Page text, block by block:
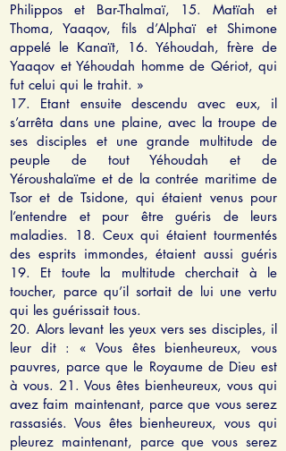
Philippos et Bar-Thalmaï, 15. Matïah et
Thoma, Yaaqov, fils d’Alphaï et Shimone
appelé le Kanaït, 16. Yéhoudah, frère de
Yaaqov et Yéhoudah homme de Qériot, qui
fut celui qui le trahit. »
17. Etant ensuite descendu avec eux, il
s’arrêta dans une plaine, avec la troupe de
ses disciples et une grande multitude de
peuple de tout Yéhoudah et de
Yéroushalaïme et de la contrée maritime de
Tsor et de Tsidone, qui étaient venus pour
l’entendre et pour être guéris de leurs
maladies. 18. Ceux qui étaient tourmentés
des esprits immondes, étaient aussi guéris
19. Et toute la multitude cherchait à le
toucher, parce qu’il sortait de lui une vertu
qui les guérissait tous.
20. Alors levant les yeux vers ses disciples, il
leur dit : « Vous êtes bienheureux, vous
pauvres, parce que le Royaume de Dieu est
à vous. 21. Vous êtes bienheureux, vous qui
avez faim maintenant, parce que vous serez
rassasiés. Vous êtes bienheureux, vous qui
pleurez maintenant, parce que vous serez